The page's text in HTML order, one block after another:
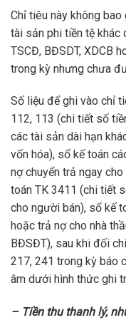
Chỉ tiêu này không
tài sản phi tiền tệ khác
TSCĐ, BĐSDT, XDCB
trong kỳ nhưng chưa
Số liệu để ghi vào chỉ
112, 113 (chi tiết số
các tài sản dài hạn
vốn hóa), sổ kế toán
nợ chuyển trả ngay
toán TK 3411 (chi tiết
cho người bán), sổ kế
hoặc trả nợ cho nhà
BĐSĐT), sau khi đối
217, 241 trong kỳ báo
âm dưới hình thức ghi
– Tiền thu thanh lý,